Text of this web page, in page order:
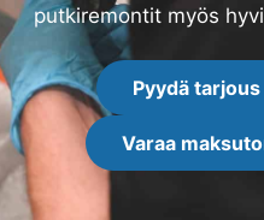
putkiremontit myös
Pyydä
Varaa